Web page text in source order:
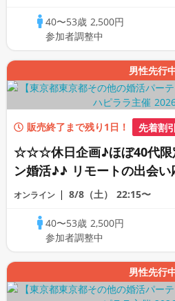
PARTY!!40〜53歳 2,500円
参加者調整中
男性先行
販売終了まで残り1日！ 先着割引
☆☆☆休日企画♪ほぼ40代限
ン婚活♪♪ リモートの出会
ちで乾杯しませんか♪♪ ☆全
PARTY!!
オンライン 8/8（土） 22:15〜
40〜53歳 2,500円
参加者調整中
男性先行